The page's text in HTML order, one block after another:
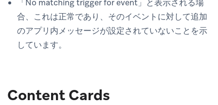
「No matching trigger for event」と表示される場
合、これは正常であり、そのイベントに対して追加
のアプリ内メッセージが設定されていないことを示
しています。
Content Cards